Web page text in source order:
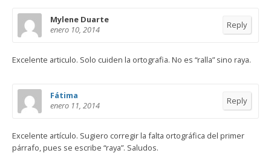
Reply
Mylene Duarte
enero 10, 2014
Excelente articulo. Solo cuiden la ortografia. No es “ralla” sino raya.
Reply
Fátima
enero 11, 2014
Excelente artículo. Sugiero corregir la falta ortográfica del primer
párrafo, pues se escribe “raya”. Saludos.